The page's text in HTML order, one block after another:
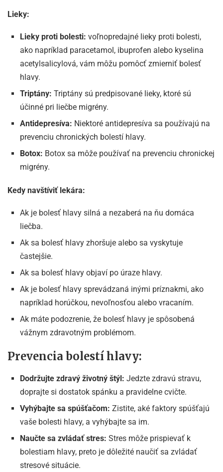
Lieky:
Lieky proti bolesti: voľnopredajné lieky proti bolesti,
ako napríklad paracetamol, ibuprofen alebo kyselina
acetylsalicylová, vám môžu pomôcť zmierniť bolesť
hlavy.
Triptány: Triptány sú predpisované lieky, ktoré sú
účinné pri liečbe migrény.
Antidepresíva: Niektoré antidepresíva sa používajú na
prevenciu chronických bolestí hlavy.
Botox: Botox sa môže používať na prevenciu chronickej
migrény.
Kedy navštíviť lekára:
Ak je bolesť hlavy silná a nezaberá na ňu domáca
liečba.
Ak sa bolesť hlavy zhoršuje alebo sa vyskytuje
častejšie.
Ak sa bolesť hlavy objaví po úraze hlavy.
Ak je bolesť hlavy sprevádzaná inými príznakmi, ako
napríklad horúčkou, nevoľnosťou alebo vracaním.
Ak máte podozrenie, že bolesť hlavy je spôsobená
vážnym zdravotným problémom.
Prevencia bolestí hlavy:
Dodržujte zdravý životný štýl: Jedzte zdravú stravu,
doprajte si dostatok spánku a pravidelne cvičte.
Vyhýbajte sa spúšťačom: Zistite, aké faktory spúšťajú
vaše bolesti hlavy, a vyhýbajte sa im.
Naučte sa zvládať stres: Stres môže prispievať k
bolestiam hlavy, preto je dôležité naučiť sa zvládať
stresové situácie.